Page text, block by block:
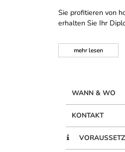
Sie profitieren von
erhalten Sie Ihr
mehrlesen
WANN & WO
KONTAKT